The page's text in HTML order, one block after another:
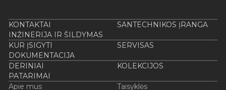
KONTAKTAI
SANTECHNIKOS ĮRANGA
INŽINERIJA IR ŠILDYMAS
KUR ĮSIGYTI
SERVISAS
DOKUMENTACIJA
DERINIAI
KOLEKCIJOS
PATARIMAI
Apie mus
Taisyklės